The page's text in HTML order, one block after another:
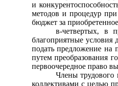
и
методов и процедур
бюджет за
в-четвертых, в
благоприятные условия
подать предложение на
путем преобразования
первоочередное право
Члены трудового
коллективами с целью